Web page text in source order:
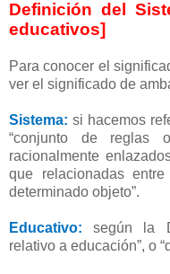
Definición del
educativos]
Para conocer el
ver el significado de
Sistema: si hacemos
“conjunto de reglas
racionalmente
que relacionadas
determinado objeto”.
Educativo: según la
relativo a educación”, o